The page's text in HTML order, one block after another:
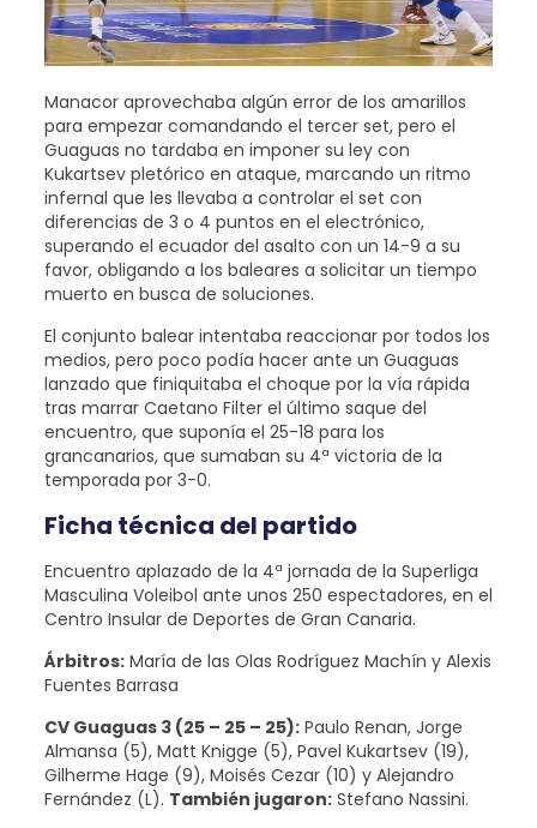
Manacor aprovechaba algún error de los amarillos
para empezar comandando el tercer set, pero el
Guaguas no tardaba en imponer su ley con
Kukartsev pletórico en ataque, marcando un ritmo
infernal que les llevaba a controlar el set con
diferencias de 3 o 4 puntos en el electrónico,
superando el ecuador del asalto con un 14-9 a su
favor, obligando a los baleares a solicitar un tiempo
muerto en busca de soluciones.
El conjunto balear intentaba reaccionar por todos los
medios, pero poco podía hacer ante un Guaguas
lanzado que finiquitaba el choque por la vía rápida
tras marrar Caetano Filter el último saque del
encuentro, que suponía el 25-18 para los
grancanarios, que sumaban su 4ª victoria de la
temporada por 3-0.
Ficha técnica del partido
Encuentro aplazado de la 4ª jornada de la Superliga
Masculina Voleibol ante unos 250 espectadores, en el
Centro Insular de Deportes de Gran Canaria.
Árbitros:María de las Olas Rodríguez Machín y Alexis
Fuentes Barrasa
CV Guaguas 3 (25 – 25 – 25):Paulo Renan, Jorge
Almansa (5), Matt Knigge (5), Pavel Kukartsev (19),
Gilherme Hage (9), Moisés Cezar (10) y Alejandro
Fernández (L). También jugaron:Stefano Nassini.